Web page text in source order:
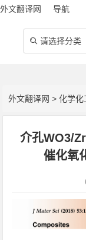
外文翻译网 导航
 请选择分类
外文翻译网 >化学化
介孔WO3/
催化氧